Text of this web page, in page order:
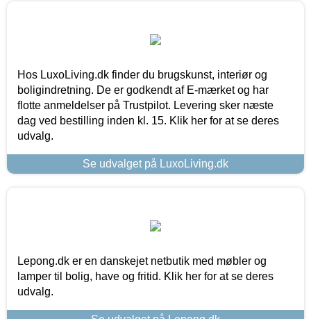
Hos LuxoLiving.dk finder du brugskunst, interiør og
boligindretning. De er godkendt af E-mærket og har
flotte anmeldelser på Trustpilot. Levering sker næste
dag ved bestilling inden kl. 15. Klik her for at se deres
udvalg.
Se udvalget på LuxoLiving.dk
Lepong.dk er en danskejet netbutik med møbler og
lamper til bolig, have og fritid. Klik her for at se deres
udvalg.